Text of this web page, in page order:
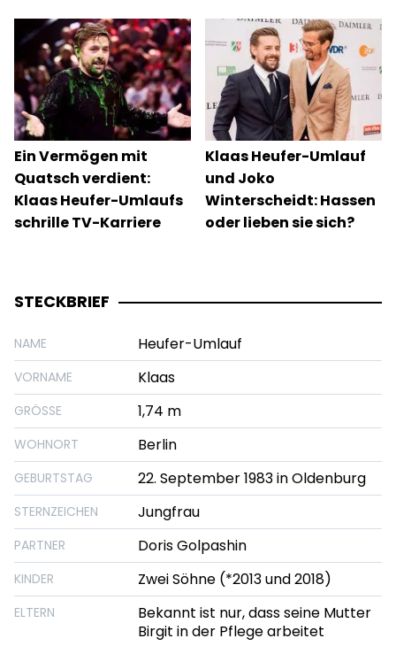
Ein Vermögen mit
Quatsch verdient:
Klaas Heufer-Umlaufs
schrille TV-Karriere
Klaas Heufer-Umlauf
und Joko
Winterscheidt: Hassen
oder lieben sie sich?
STECKBRIEF
NAME Heufer-Umlauf
VORNAME Klaas
GRÖSSE 1,74 m
WOHNORT Berlin
GEBURTSTAG 22. September 1983 in Oldenburg
STERNZEICHEN Jungfrau
PARTNER Doris Golpashin
KINDER Zwei Söhne (*2013 und 2018)
ELTERN
Bekannt ist nur, dass seine Mutter
Birgit in der Pflege arbeitet